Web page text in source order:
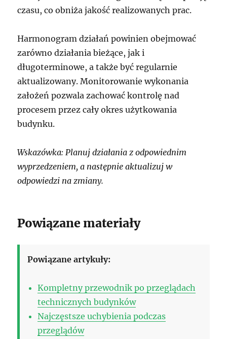
czasu, co obniża jakość realizowanych prac.
Harmonogram działań powinien obejmować
zarówno działania bieżące, jak i
długoterminowe, a także być regularnie
aktualizowany. Monitorowanie wykonania
założeń pozwala zachować kontrolę nad
procesem przez cały okres użytkowania
budynku.
Wskazówka: Planuj działania z odpowiednim
wyprzedzeniem, a następnie aktualizuj w
odpowiedzi na zmiany.
Powiązane materiały
Powiązane artykuły:
Kompletny przewodnik po przeglądach
technicznych budynków
Najczęstsze uchybienia podczas
przeglądów